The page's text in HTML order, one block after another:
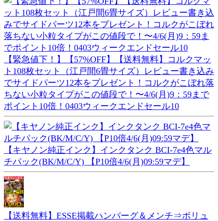
【緊急値下！】【57%OFF】【送料無料】コルクマッ
ト108枚セット（江戸間6畳サイズ）レビュー書き込み
でサイドパーツ12本をプレゼント！コルクがこぼれ落
ちない小粒タイプがこの値段で！〜4/6(月)9：59まで
ポイント10倍！0403ウィークエンドセール10
【キヤノン純正インク】インクタンク BCI-7e4色マル
チパック(BK/M/C/Y) 【P10倍4/6(月)09:59マデ】
【送料無料】ESSE掲載ハンバーグ＆メンチ⇒ボリュ